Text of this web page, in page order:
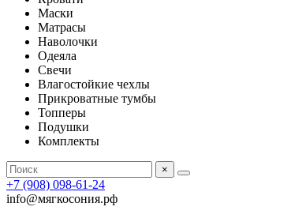
Маски
Матрасы
Наволочки
Одеяла
Свечи
Влагостойкие чехлы
Прикроватные тумбы
Топперы
Подушки
Комплекты
×
+7 (908) 098-61-24
info@мягкосония.рф